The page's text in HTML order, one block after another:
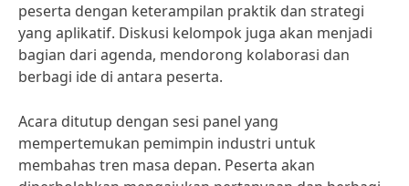
peserta dengan keterampilan praktik dan strategi
yang aplikatif. Diskusi kelompok juga akan menjadi
bagian dari agenda, mendorong kolaborasi dan
berbagi ide di antara peserta.
Acara ditutup dengan sesi panel yang
mempertemukan pemimpin industri untuk
membahas tren masa depan. Peserta akan